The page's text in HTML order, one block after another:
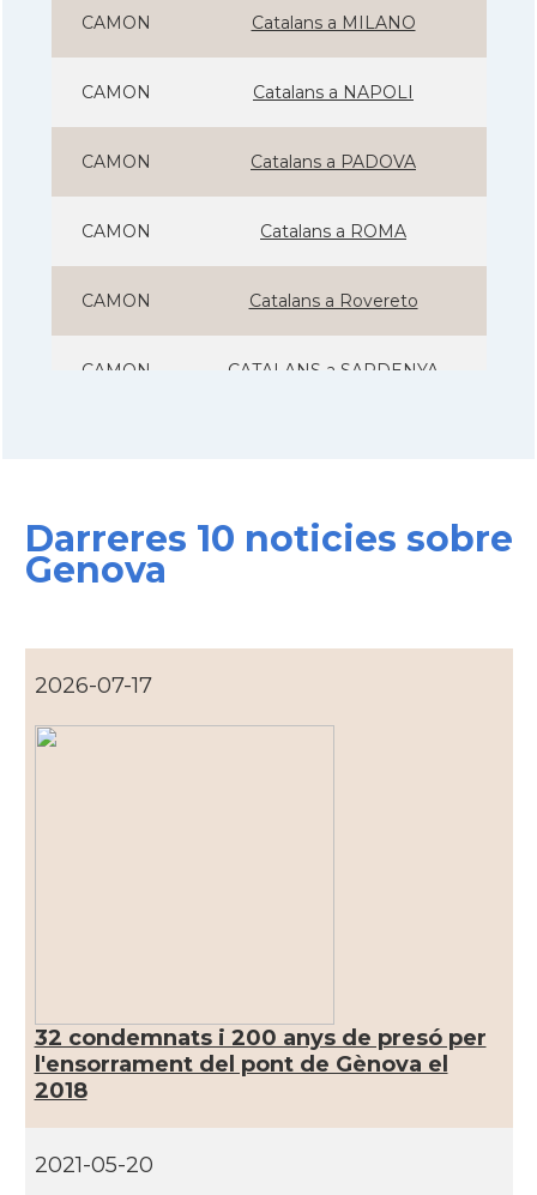
CAMON Catalans a MILANO
CAMON Catalans a NAPOLI
CAMON Catalans a PADOVA
CAMON Catalans a ROMA
CAMON Catalans a Rovereto
CAMON CATALANS a SARDENYA
CAMON
CAMON Catalans a VENEZIA
Consolat Consolat general a Milano
Consolat Consolat general a Napoli
Darreres 10 noticies sobre
Genova
2026-07-17
32 condemnats i 200 anys de presó per
l'ensorrament del pont de Gènova el
2018
2021-05-20